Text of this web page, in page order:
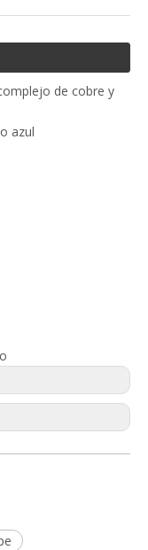
de cobre y
azul